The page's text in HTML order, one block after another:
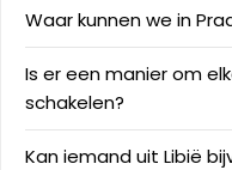
Waar kunnen we in
Is er een manier om
schakelen?
Kan iemand uit Libië